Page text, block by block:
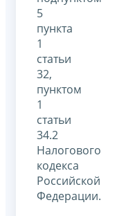
5
пункта
1
статьи
32,
пунктом
1
статьи
34.2
Налогового
кодекса
Российской
Федерации.